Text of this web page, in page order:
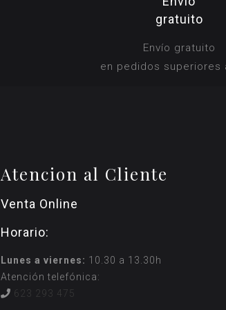
gratuito
Envío gratuito
en pedidos superiores
Atencion al Cliente
Venta Online
Horario:
Lunes a viernes: 10.30 a 13.30h
Atención telefónica:
623 293 475